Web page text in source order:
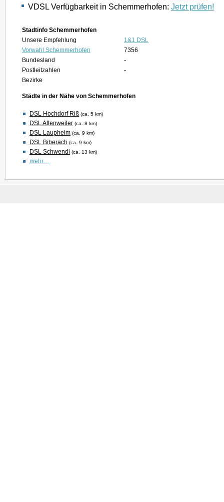
VDSL Verfügbarkeit in Schemmerhofen: Jetzt prüfen!
Stadtinfo Schemmerhofen
Unsere Empfehlung
1&1 DSL
Vorwahl Schemmerhofen
7356
Bundesland
-
Postleitzahlen
-
Bezirke
Städte in der Nähe von Schemmerhofen
DSL Hochdorf Riß (ca. 5 km)
DSL Attenweiler (ca. 8 km)
DSL Laupheim (ca. 9 km)
DSL Biberach (ca. 9 km)
DSL Schwendi (ca. 13 km)
mehr…